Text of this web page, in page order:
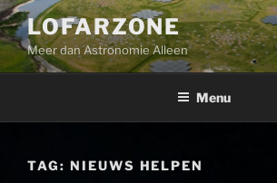
Ga
naar
de
inhoud
LOFARZONE
Meer dan Astronomie Alleen
Menu
TAG: NIEUWS HELPEN